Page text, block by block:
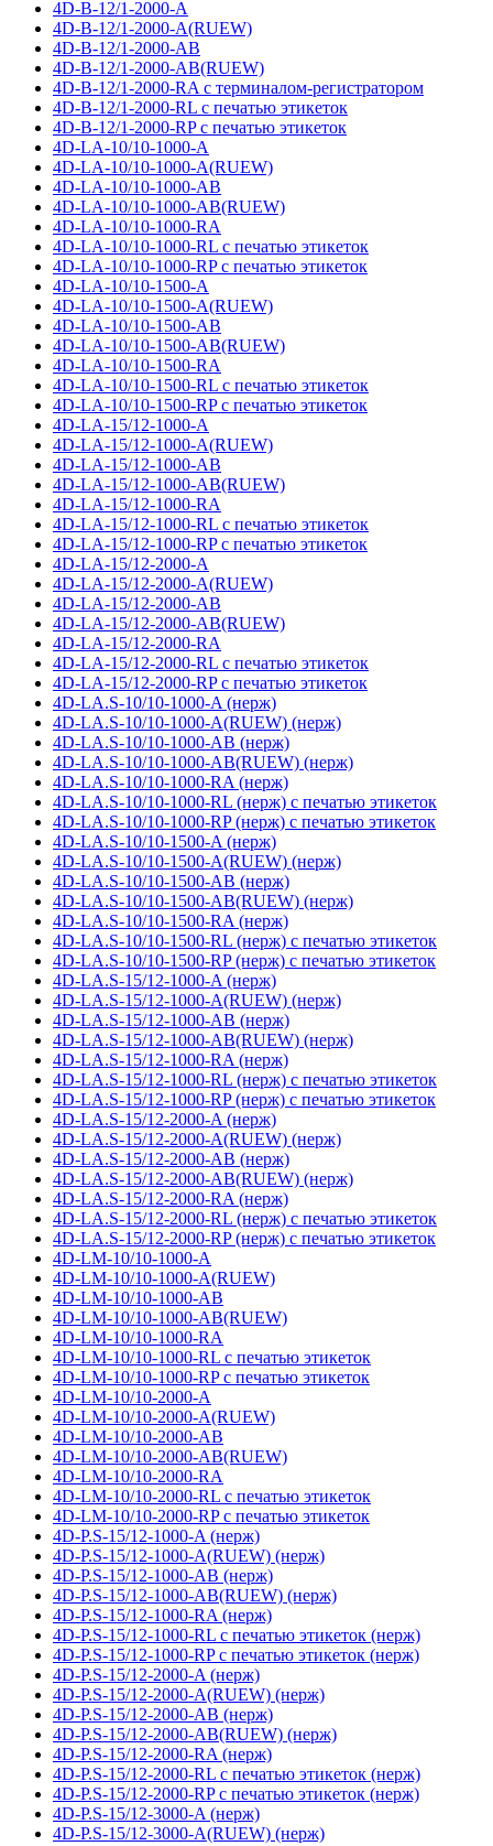
4D-B-12/1-2000-A
4D-B-12/1-2000-A(RUEW)
4D-B-12/1-2000-AB
4D-B-12/1-2000-AB(RUEW)
4D-B-12/1-2000-RA с терминалом-регистратором
4D-B-12/1-2000-RL с печатью этикеток
4D-B-12/1-2000-RP с печатью этикеток
4D-LA-10/10-1000-A
4D-LA-10/10-1000-A(RUEW)
4D-LA-10/10-1000-AB
4D-LA-10/10-1000-AB(RUEW)
4D-LA-10/10-1000-RA
4D-LA-10/10-1000-RL с печатью этикеток
4D-LA-10/10-1000-RP с печатью этикеток
4D-LA-10/10-1500-A
4D-LA-10/10-1500-A(RUEW)
4D-LA-10/10-1500-AB
4D-LA-10/10-1500-AB(RUEW)
4D-LA-10/10-1500-RA
4D-LA-10/10-1500-RL с печатью этикеток
4D-LA-10/10-1500-RP с печатью этикеток
4D-LA-15/12-1000-A
4D-LA-15/12-1000-A(RUEW)
4D-LA-15/12-1000-AB
4D-LA-15/12-1000-AB(RUEW)
4D-LA-15/12-1000-RA
4D-LA-15/12-1000-RL с печатью этикеток
4D-LA-15/12-1000-RP с печатью этикеток
4D-LA-15/12-2000-A
4D-LA-15/12-2000-A(RUEW)
4D-LA-15/12-2000-AB
4D-LA-15/12-2000-AB(RUEW)
4D-LA-15/12-2000-RA
4D-LA-15/12-2000-RL с печатью этикеток
4D-LA-15/12-2000-RP с печатью этикеток
4D-LA.S-10/10-1000-A (нерж)
4D-LA.S-10/10-1000-A(RUEW) (нерж)
4D-LA.S-10/10-1000-AB (нерж)
4D-LA.S-10/10-1000-AB(RUEW) (нерж)
4D-LA.S-10/10-1000-RA (нерж)
4D-LA.S-10/10-1000-RL (нерж) с печатью этикеток
4D-LA.S-10/10-1000-RP (нерж) с печатью этикеток
4D-LA.S-10/10-1500-A (нерж)
4D-LA.S-10/10-1500-A(RUEW) (нерж)
4D-LA.S-10/10-1500-AB (нерж)
4D-LA.S-10/10-1500-AB(RUEW) (нерж)
4D-LA.S-10/10-1500-RA (нерж)
4D-LA.S-10/10-1500-RL (нерж) с печатью этикеток
4D-LA.S-10/10-1500-RP (нерж) с печатью этикеток
4D-LA.S-15/12-1000-A (нерж)
4D-LA.S-15/12-1000-A(RUEW) (нерж)
4D-LA.S-15/12-1000-AB (нерж)
4D-LA.S-15/12-1000-AB(RUEW) (нерж)
4D-LA.S-15/12-1000-RA (нерж)
4D-LA.S-15/12-1000-RL (нерж) с печатью этикеток
4D-LA.S-15/12-1000-RP (нерж) с печатью этикеток
4D-LA.S-15/12-2000-A (нерж)
4D-LA.S-15/12-2000-A(RUEW) (нерж)
4D-LA.S-15/12-2000-AB (нерж)
4D-LA.S-15/12-2000-AB(RUEW) (нерж)
4D-LA.S-15/12-2000-RA (нерж)
4D-LA.S-15/12-2000-RL (нерж) с печатью этикеток
4D-LA.S-15/12-2000-RP (нерж) с печатью этикеток
4D-LM-10/10-1000-A
4D-LM-10/10-1000-A(RUEW)
4D-LM-10/10-1000-AB
4D-LM-10/10-1000-AB(RUEW)
4D-LM-10/10-1000-RA
4D-LM-10/10-1000-RL с печатью этикеток
4D-LM-10/10-1000-RP с печатью этикеток
4D-LM-10/10-2000-A
4D-LM-10/10-2000-A(RUEW)
4D-LM-10/10-2000-AB
4D-LM-10/10-2000-AB(RUEW)
4D-LM-10/10-2000-RA
4D-LM-10/10-2000-RL с печатью этикеток
4D-LM-10/10-2000-RP с печатью этикеток
4D-P.S-15/12-1000-A (нерж)
4D-P.S-15/12-1000-A(RUEW) (нерж)
4D-P.S-15/12-1000-AB (нерж)
4D-P.S-15/12-1000-AB(RUEW) (нерж)
4D-P.S-15/12-1000-RA (нерж)
4D-P.S-15/12-1000-RL с печатью этикеток (нерж)
4D-P.S-15/12-1000-RP с печатью этикеток (нерж)
4D-P.S-15/12-2000-A (нерж)
4D-P.S-15/12-2000-A(RUEW) (нерж)
4D-P.S-15/12-2000-AB (нерж)
4D-P.S-15/12-2000-AB(RUEW) (нерж)
4D-P.S-15/12-2000-RA (нерж)
4D-P.S-15/12-2000-RL с печатью этикеток (нерж)
4D-P.S-15/12-2000-RP с печатью этикеток (нерж)
4D-P.S-15/12-3000-A (нерж)
4D-P.S-15/12-3000-A(RUEW) (нерж)